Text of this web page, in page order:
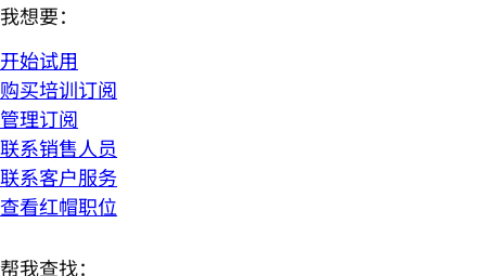
我想要：
开始试用
购买培训订阅
管理订阅
联系销售人员
联系客户服务
查看红帽职位
帮我查找：